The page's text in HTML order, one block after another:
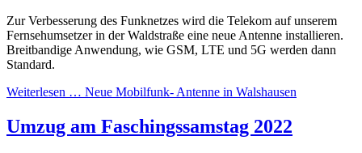
Zur Verbesserung des Funknetzes wird die Telekom auf unserem
Fernsehumsetzer in der Waldstraße eine neue Antenne installieren.
Breitbandige Anwendung, wie GSM, LTE und 5G werden dann
Standard.
Weiterlesen … Neue Mobilfunk- Antenne in Walshausen
Umzug am Faschingssamstag 2022